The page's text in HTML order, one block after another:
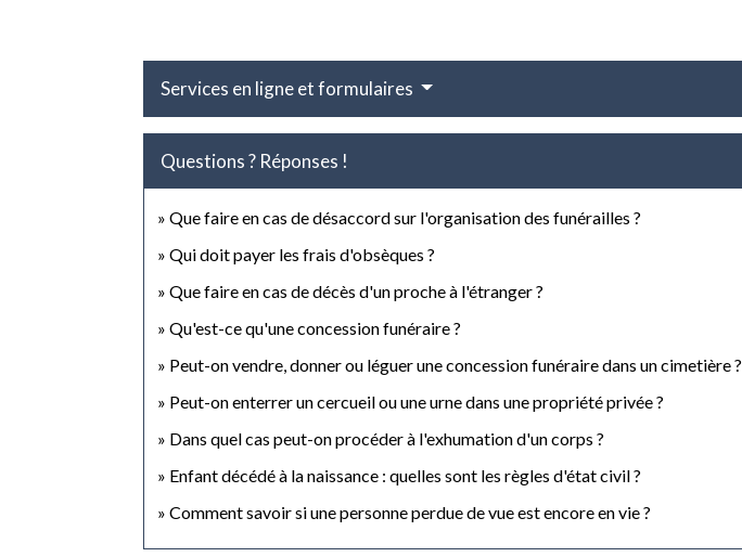
Services en ligne et formulaires
Questions ? Réponses !
Que faire en cas de désaccord sur l'organisation des funérailles ?
Qui doit payer les frais d'obsèques ?
Que faire en cas de décès d'un proche à l'étranger ?
Qu'est-ce qu'une concession funéraire ?
Peut-on vendre, donner ou léguer une concession funéraire dans un cimetière ?
Peut-on enterrer un cercueil ou une urne dans une propriété privée ?
Dans quel cas peut-on procéder à l'exhumation d'un corps ?
Enfant décédé à la naissance : quelles sont les règles d'état civil ?
Comment savoir si une personne perdue de vue est encore en vie ?